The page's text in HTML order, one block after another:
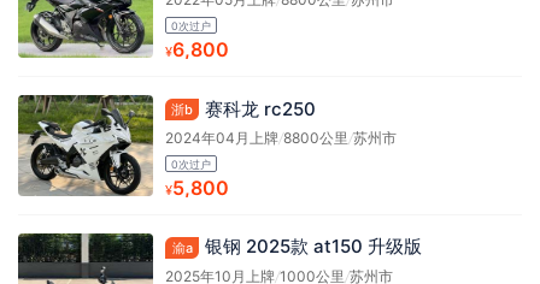
0次过户
¥6,800
浙b 赛科龙 rc250
2024年04月上牌/8800公里 /苏州市
0次过户
¥5,800
渝a 银钢 2025款 at150 升级版
2025年10月上牌/1000公里 /苏州市